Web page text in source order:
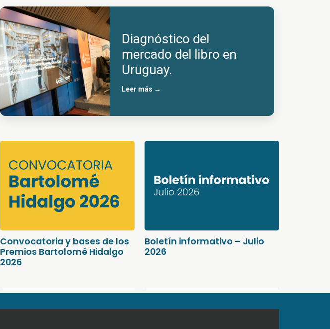
Diagnóstico del
mercado del libro en
Uruguay.
Leer más →
Convocatoria y bases de los
Premios Bartolomé Hidalgo
2026
Boletín informativo – Julio
2026